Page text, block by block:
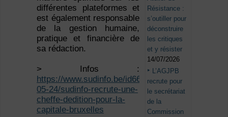
différentes plateformes et
est également responsable
de la gestion humaine,
pratique et financière de
sa rédaction.
> Infos :
https://www.sudinfo.be/id668935/article/2023-
05-24/sudinfo-recrute-une-
cheffe-dedition-pour-la-
capitale-bruxelles
Résistance :
s’outiller pour
déconstruire
les critiques
et y résister
14/07/2026
L’AGJPB
recrute pour
le secrétariat
de la
Commission